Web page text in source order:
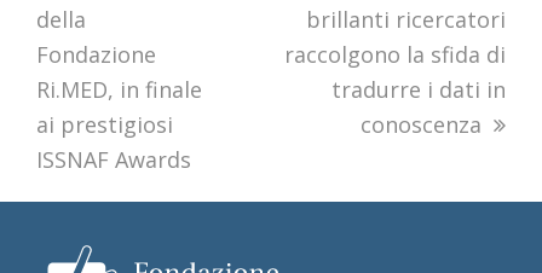
della
Fondazione
Ri.MED, in finale
ai prestigiosi
ISSNAF Awards
brillanti ricercatori
raccolgono la sfida di
tradurre i dati in
conoscenza